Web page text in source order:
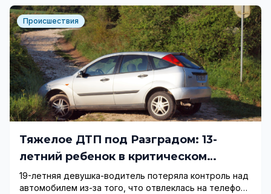
Происшествия
Тяжелое ДТП под Разградом: 13-
летний ребенок в критическом
состоянии
19-летняя девушка-водитель потеряла контроль над
автомобилем из-за того, что отвлеклась на телефон